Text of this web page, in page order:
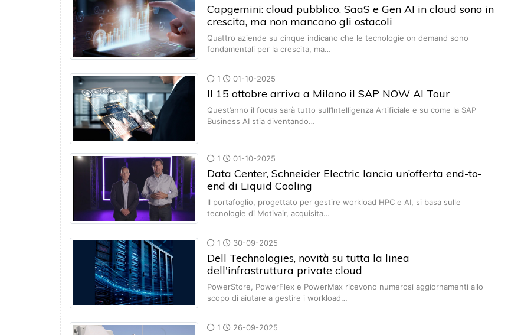
Capgemini: cloud pubblico, SaaS e Gen AI in cloud sono in
crescita, ma non mancano gli ostacoli
Quattro aziende su cinque indicano che le tecnologie on demand sono
fondamentali per la crescita, ma…
1 01-10-2025
Il 15 ottobre arriva a Milano il SAP NOW AI Tour
Quest’anno il focus sarà tutto sull’Intelligenza Artificiale e su come la SAP
Business AI stia diventando…
1 01-10-2025
Data Center, Schneider Electric lancia un’offerta end-to-
end di Liquid Cooling
Il portafoglio, progettato per gestire workload HPC e AI, si basa sulle
tecnologie di Motivair, acquisita…
1 30-09-2025
Dell Technologies, novità su tutta la linea
dell'infrastruttura private cloud
PowerStore, PowerFlex e PowerMax ricevono numerosi aggiornamenti allo
scopo di aiutare a gestire i workload…
1 26-09-2025